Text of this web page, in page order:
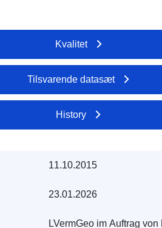
Kvalitet
Tilsvarende datasæt
History
11.10.2015
23.01.2026
LVermGeo im Auftrag von